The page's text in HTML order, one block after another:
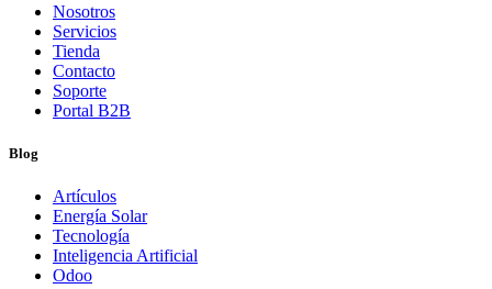
Nosotros
Servicios
Tienda
Contacto
Soporte
Portal B2B
Blog
Artículos
Energía Solar
Tecnología
Inteligencia Artificial
Odoo